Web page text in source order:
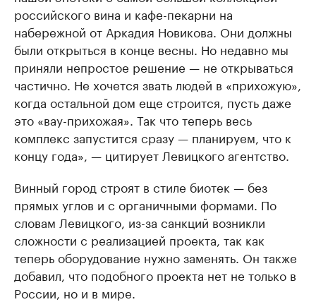
российского вина и кафе-пекарни на
набережной от Аркадия Новикова. Они должны
были открыться в конце весны. Но недавно мы
приняли непростое решение — не открываться
частично. Не хочется звать людей в «прихожую»,
когда остальной дом еще строится, пусть даже
это «вау-прихожая». Так что теперь весь
комплекс запустится сразу — планируем, что к
концу года», — цитирует Левицкого агентство.
Винный город строят в стиле биотек — без
прямых углов и с органичными формами. По
словам Левицкого, из-за санкций возникли
сложности с реализацией проекта, так как
теперь оборудование нужно заменять. Он также
добавил, что подобного проекта нет не только в
России, но и в мире.